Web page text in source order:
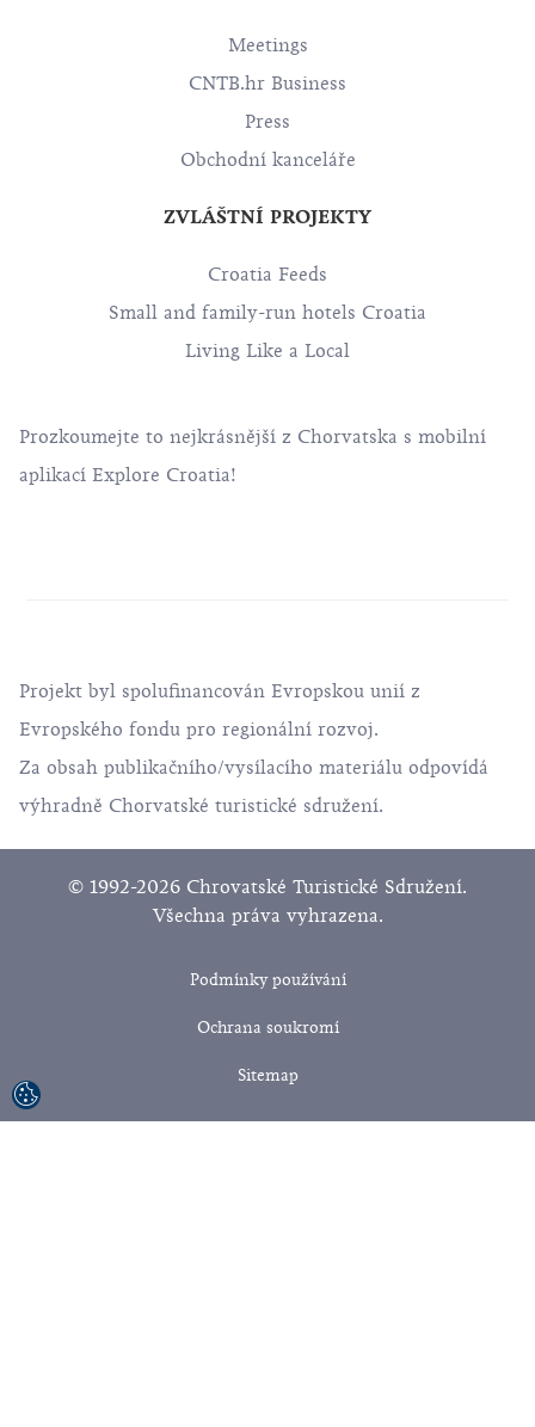
Meetings
CNTB.hr Business
Press
Obchodní kanceláře
ZVLÁŠTNÍ PROJEKTY
Croatia Feeds
Small and family-run hotels Croatia
Living Like a Local
Prozkoumejte to nejkrásnější z Chorvatska s mobilní
aplikací Explore Croatia!
Projekt byl spolufinancován Evropskou unií z
Evropského fondu pro regionální rozvoj.
Za obsah publikačního/vysílacího materiálu odpovídá
výhradně Chorvatské turistické sdružení.
© 1992-2026 Chrovatské Turistické Sdružení.
Všechna práva vyhrazena.
Podmínky používání
Ochrana soukromí
Sitemap